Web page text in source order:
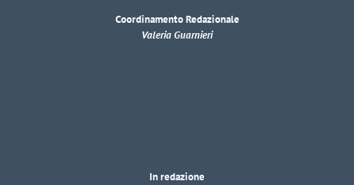
Coordinamento Redazionale
Valeria Guarnieri
In redazione